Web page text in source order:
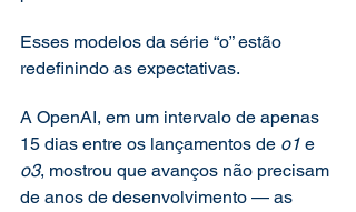
Esses modelos da série “o” estão
redefinindo as expectativas.
A OpenAI, em um intervalo de apenas
15 dias entre os lançamentos de o1 e
o3, mostrou que avanços não precisam
de anos de desenvolvimento — as